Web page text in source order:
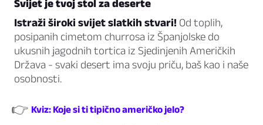
Svijet je tvoj stol za deserte
Istraži široki svijet slatkih stvari! Od toplih,
posipanih cimetom churrosa iz Španjolske do
ukusnih jagodnih tortica iz Sjedinjenih Američkih
Država - svaki desert ima svoju priču, baš kao i naše
osobnosti.
👉 Kviz: Koje si ti tipično američko jelo?